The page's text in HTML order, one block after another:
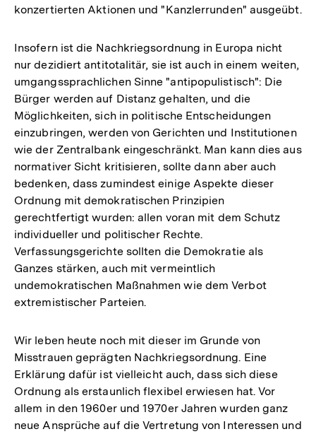
konzertierten Aktionen und "Kanzlerrunden" ausgeübt.
Insofern ist die Nachkriegsordnung in Europa nicht
nur dezidiert antitotalitär, sie ist auch in einem weiten,
umgangssprachlichen Sinne "antipopulistisch": Die
Bürger werden auf Distanz gehalten, und die
Möglichkeiten, sich in politische Entscheidungen
einzubringen, werden von Gerichten und Institutionen
wie der Zentralbank eingeschränkt. Man kann dies aus
normativer Sicht kritisieren, sollte dann aber auch
bedenken, dass zumindest einige Aspekte dieser
Ordnung mit demokratischen Prinzipien
gerechtfertigt wurden: allen voran mit dem Schutz
individueller und politischer Rechte.
Verfassungsgerichte sollten die Demokratie als
Ganzes stärken, auch mit vermeintlich
undemokratischen Maßnahmen wie dem Verbot
extremistischer Parteien.
Wir leben heute noch mit dieser im Grunde von
Misstrauen geprägten Nachkriegsordnung. Eine
Erklärung dafür ist vielleicht auch, dass sich diese
Ordnung als erstaunlich flexibel erwiesen hat. Vor
allem in den 1960er und 1970er Jahren wurden ganz
neue Ansprüche auf die Vertretung von Interessen und